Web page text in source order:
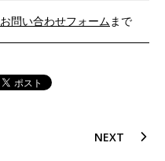
お問い合わせフォーム まで
NEXT